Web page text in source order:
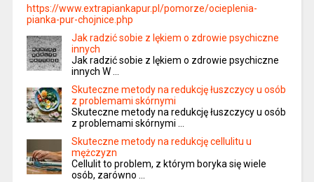
https://www.extrapiankapur.pl/pomorze/ocieplenia-
pianka-pur-chojnice.php
Jak radzić sobie z lękiem o zdrowie psychiczne
innych
Jak radzić sobie z lękiem o zdrowie psychiczne
innych W …
Skuteczne metody na redukcję łuszczycy u osób
z problemami skórnymi
Skuteczne metody na redukcję łuszczycy u osób
z problemami skórnymi …
Skuteczne metody na redukcję cellulitu u
mężczyzn
Cellulit to problem, z którym boryka się wiele
osób, zarówno …